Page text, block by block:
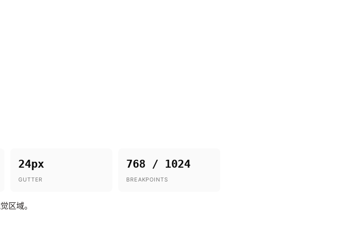
24px
GUTTER
768 / 1024
BREAKPOINTS
区域。